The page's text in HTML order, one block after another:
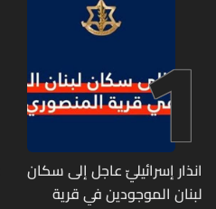
1
انذار إسرائيليّ عاجل إلى سكان
لبنان الموجودين في قرية